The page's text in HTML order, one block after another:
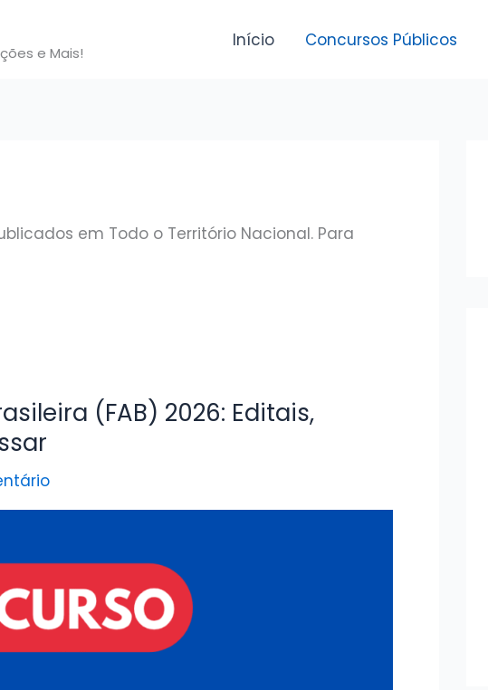
e Mais!
Início Concursos Públicos
em Todo o Território Nacional. Para
(FAB) 2026: Editais,